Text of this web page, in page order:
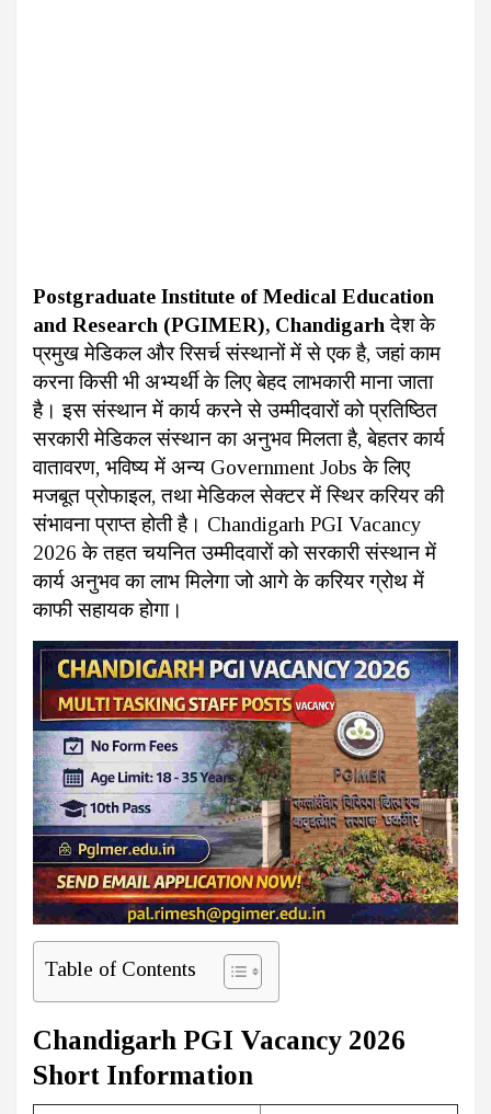
Postgraduate Institute of Medical Education
and Research (PGIMER), Chandigarh देश के
प्रमुख मेडिकल और रिसर्च संस्थानों में से एक है, जहां काम
करना किसी भी अभ्यर्थी के लिए बेहद लाभकारी माना जाता
है। इस संस्थान में कार्य करने से उम्मीदवारों को प्रतिष्ठित
सरकारी मेडिकल संस्थान का अनुभव मिलता है, बेहतर कार्य
वातावरण, भविष्य में अन्य Government Jobs के लिए
मजबूत प्रोफाइल, तथा मेडिकल सेक्टर में स्थिर करियर की
संभावना प्राप्त होती है। Chandigarh PGI Vacancy
2026 के तहत चयनित उम्मीदवारों को सरकारी संस्थान में
कार्य अनुभव का लाभ मिलेगा जो आगे के करियर ग्रोथ में
काफी सहायक होगा।
Table of Contents
Chandigarh PGI Vacancy 2026
Short Information